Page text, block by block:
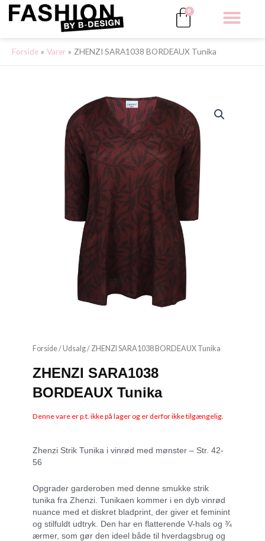
Gå
0
Kurv
Forside Varer ZHENZI SARA1038 BORDEAUX Tunika
Forside/ Udsalg/ ZHENZI SARA1038 BORDEAUX Tunika
ZHENZI SARA1038
BORDEAUX Tunika
Denne vare er p.t. ikke på lager og er derfor ikke tilgængelig.
Zhenzi Strik Tunika i vinrød med mønster – Str. 42-
56
Opgrader garderoben med denne smukke strik
tunika fra Zhenzi. Tunikaen kommer i en dyb vinrød
nuance med et diskret bladprint, der giver et feminint
og stilfuldt udtryk. Den har en flatterende V-hals og ¾
ærmer, som gør den ideel både til hverdagsbrug og